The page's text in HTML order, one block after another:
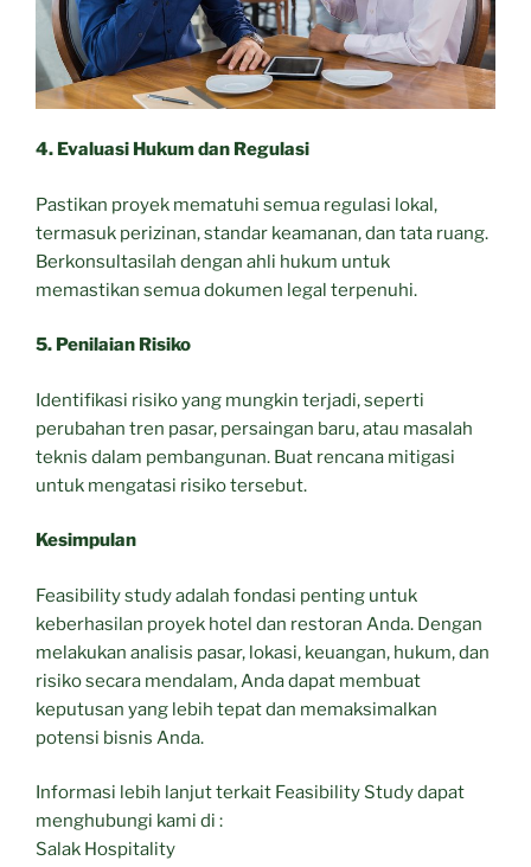
4. Evaluasi Hukum dan Regulasi
Pastikan proyek mematuhi semua regulasi lokal,
termasuk perizinan, standar keamanan, dan tata ruang.
Berkonsultasilah dengan ahli hukum untuk
memastikan semua dokumen legal terpenuhi.
5. Penilaian Risiko
Identifikasi risiko yang mungkin terjadi, seperti
perubahan tren pasar, persaingan baru, atau masalah
teknis dalam pembangunan. Buat rencana mitigasi
untuk mengatasi risiko tersebut.
Kesimpulan
Feasibility study adalah fondasi penting untuk
keberhasilan proyek hotel dan restoran Anda. Dengan
melakukan analisis pasar, lokasi, keuangan, hukum, dan
risiko secara mendalam, Anda dapat membuat
keputusan yang lebih tepat dan memaksimalkan
potensi bisnis Anda.
Informasi lebih lanjut terkait Feasibility Study dapat
menghubungi kami di :
Salak Hospitality